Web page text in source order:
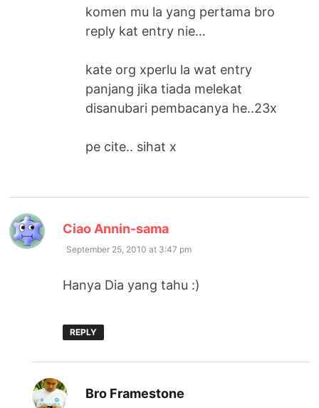
komen mu la yang pertama bro
reply kat entry nie…
kate org xperlu la wat entry
panjang jika tiada melekat
disanubari pembacanya he..23x
pe cite.. sihat x
Ciao Annin-sama
September 25, 2010 at 3:47 pm
Hanya Dia yang tahu :)
REPLY
Bro Framestone